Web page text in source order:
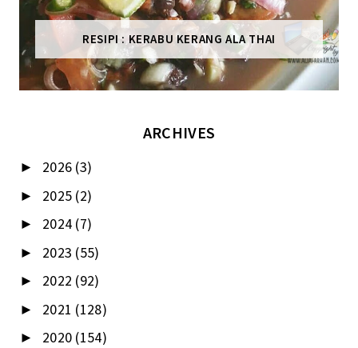
RESIPI : KERABU KERANG ALA THAI
ARCHIVES
► 2026 (3)
► 2025 (2)
► 2024 (7)
► 2023 (55)
► 2022 (92)
► 2021 (128)
► 2020 (154)